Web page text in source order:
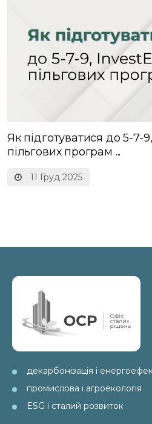
11 Груд 2025
Як підготуватися до 5-7-
пільгових програм ...
декарбонізація і
промислова і агроекологія
ESG і сталий розвиток